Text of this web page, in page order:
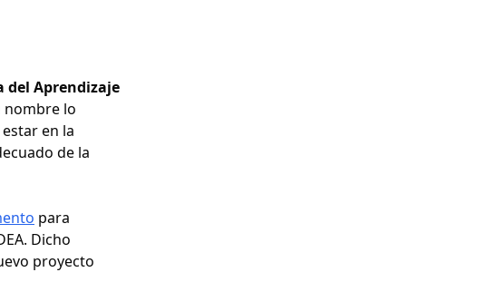
del Aprendizaje
nombre lo
en la
de la
para
Dicho
proyecto